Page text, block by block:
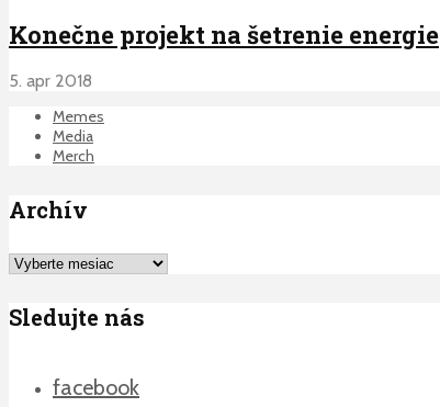
Konečne projekt na šetrenie energie
5. apr 2018
Memes
Media
Merch
Archív
Archív
Sledujte nás
facebook